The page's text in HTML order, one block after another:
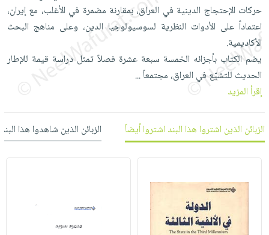
العناية
بالأسنان
الحمية
والتغذية
أدوات
المائدة
الأوعية
والتخزين
أدوات
الأكثر
مبيعاً
العودة
للمدارس
اكسسوارات
كتب
اكسسوارات
منزلية
اكسسوارات
مطرزات
حلي
شحن
مجاني
بنود
مختارة
اشتراكات
كل
الاشتراكات
صندوق
القراءة
بلا
حدود
بحث
متقدم
وفرات
الشركة
حسابك
حركات الإحتجاج الدينية في العراق، بمقارنة مضمرة في الأغلب، مع إيران،
اعتماداً على الأدوات النظرية لسوسيولوجيا الدين، وعلى مناهج البحث
الأكاديمية.
يضم الكتاب بأجزائه الخمسة سبعة عشرة فصلاً تمثل دراسة قيمة للإطار
الحديث للتشيّع في العراق، مجتمعاً...
إقرأ المزيد
الزبائن الذين اشتروا هذا البند اشتروا أيضاً الزبائن الذين شاهدوا هذا